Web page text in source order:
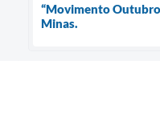
“Movimento
Minas.